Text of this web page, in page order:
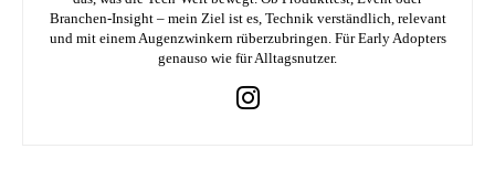
Branchen-Insight – mein Ziel ist es, Technik verständlich, relevant
und mit einem Augenzwinkern rüberzubringen. Für Early Adopters
genauso wie für Alltagsnutzer.